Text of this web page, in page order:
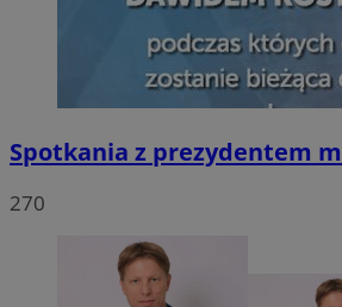
Spotkania z prezydentem
270